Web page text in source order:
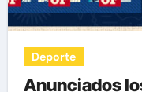
Deporte
Anunciados